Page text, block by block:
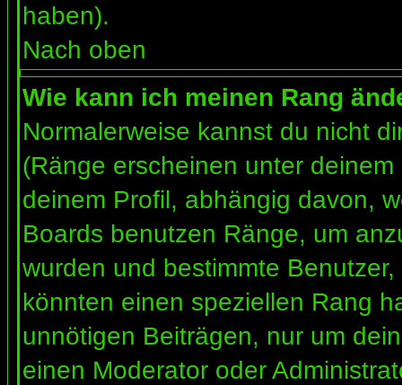
haben).
Nach oben
Wie kann ich meinen Rang
Normalerweise kannst du nicht
(Ränge erscheinen unter
deinem Profil, abhängig davon,
Boards benutzen Ränge, um
wurden und bestimmte
könnten einen speziellen Rang
unnötigen Beiträgen, nur um
einen Moderator oder